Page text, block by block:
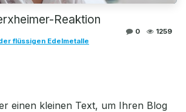
Reaktion
0
1259
flüssigen Edelmetalle
einen kleinen Text, um Ihren Blog